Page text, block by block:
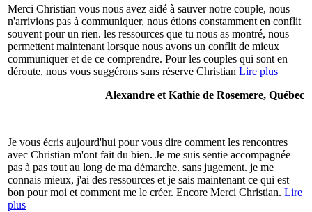
Merci Christian vous nous avez aidé à sauver notre couple, nous
n'arrivions pas à communiquer, nous étions constamment en conflit
souvent pour un rien. les ressources que tu nous as montré, nous
permettent maintenant lorsque nous avons un conflit de mieux
communiquer et de ce comprendre. Pour les couples qui sont en
déroute, nous vous suggérons sans réserve Christian Lire plus
Alexandre et Kathie de Rosemere, Québec
Je vous écris aujourd'hui pour vous dire comment les rencontres
avec Christian m'ont fait du bien. Je me suis sentie accompagnée
pas à pas tout au long de ma démarche. sans jugement. je me
connais mieux, j'ai des ressources et je sais maintenant ce qui est
bon pour moi et comment me le créer. Encore Merci Christian. Lire
plus